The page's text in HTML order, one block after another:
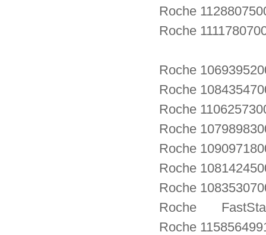
Roche
Roche
Roche
Roche
Roche
Roche
Roche
Roche
Roche
Roche
Roche